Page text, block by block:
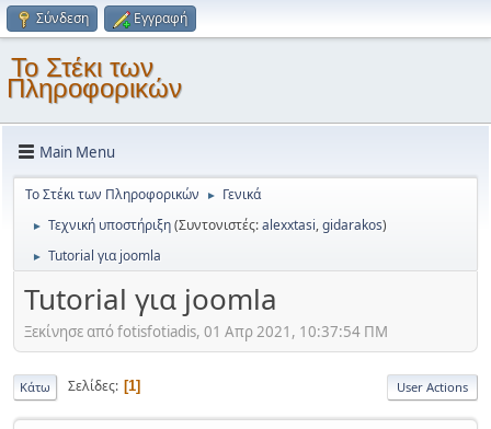
Σύνδεση Εγγραφή
Το Στέκι των
Πληροφορικών
Main Menu
Το Στέκι των Πληροφορικών ► Γενικά
► Τεχνική υποστήριξη(Συντονιστές:alexxtasi,gidarakos)
► Tutorial για joomla
Tutorial για joomla
Ξεκίνησε από fotisfotiadis, 01 Απρ 2021, 10:37:54 ΠΜ
Κάτω Σελίδες 1 User Actions